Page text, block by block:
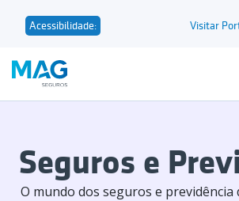
Acessibilidade: Visitar
Seguros e
O mundo dos seguros e previdência